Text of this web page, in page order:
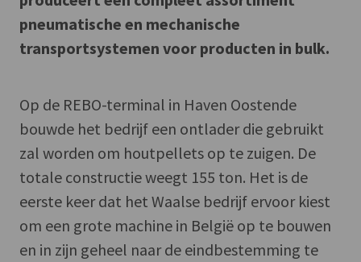
pneumatische en mechanische
transportsystemen voor producten in bulk.
Op de REBO-terminal in Haven Oostende
bouwde het bedrijf een ontlader die gebruikt
zal worden om houtpellets op te zuigen. De
totale constructie weegt 155 ton. Het is de
eerste keer dat het Waalse bedrijf ervoor kiest
om een grote machine in België op te bouwen
en in zijn geheel naar de eindbestemming te